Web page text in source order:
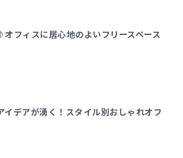
フィスに居心地のよいフリースペース
イデアが湧く！スタイル別おしゃれオフ